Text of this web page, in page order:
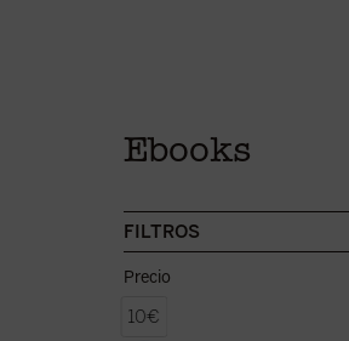
Ebooks
FILTROS
Precio
10€